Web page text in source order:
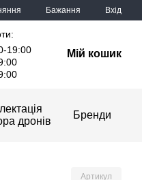
Бажання Вхід
19:00
Мій кошик
дронів
Бренди
Артикул